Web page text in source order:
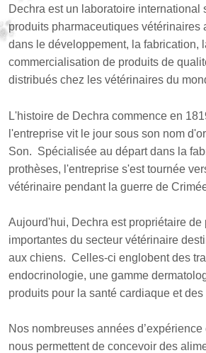
Dechra est un laboratoire international
produits pharmaceutiques vétérinaires
dans le développement, la fabrication,
commercialisation de produits de
distribués chez les vétérinaires du
L'histoire de Dechra commence en
l'entreprise vit le jour sous son nom
Son. Spécialisée au départ dans la
prothèses, l'entreprise s'est tournée
vétérinaire pendant la guerre de
Aujourd'hui, Dechra est propriétaire de
importantes du secteur vétérinaire
aux chiens. Celles-ci englobent des
endocrinologie, une gamme
produits pour la santé cardiaque et
Nos nombreuses années
nous permettent de concevoir des